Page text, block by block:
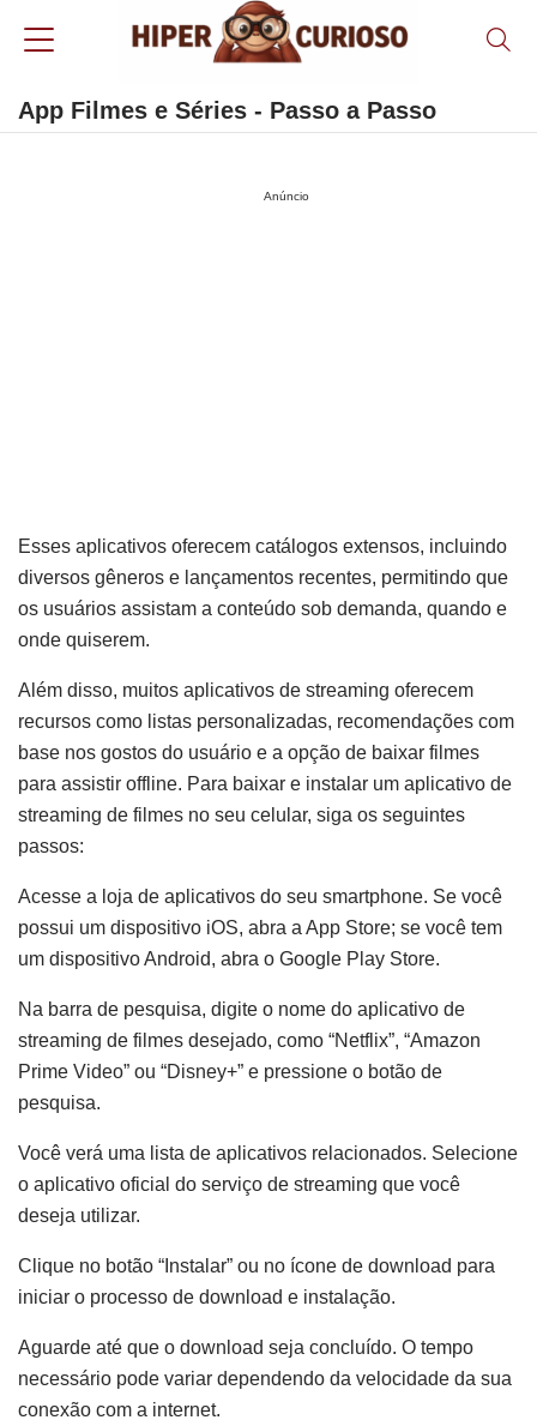
App Filmes e Séries - Passo a Passo
Anúncio
Esses aplicativos oferecem catálogos extensos, incluindo
diversos gêneros e lançamentos recentes, permitindo que
os usuários assistam a conteúdo sob demanda, quando e
onde quiserem.
Além disso, muitos aplicativos de streaming oferecem
recursos como listas personalizadas, recomendações com
base nos gostos do usuário e a opção de baixar filmes
para assistir offline. Para baixar e instalar um aplicativo de
streaming de filmes no seu celular, siga os seguintes
passos:
Acesse a loja de aplicativos do seu smartphone. Se você
possui um dispositivo iOS, abra a App Store; se você tem
um dispositivo Android, abra o Google Play Store.
Na barra de pesquisa, digite o nome do aplicativo de
streaming de filmes desejado, como “Netflix”, “Amazon
Prime Video” ou “Disney+” e pressione o botão de
pesquisa.
Você verá uma lista de aplicativos relacionados. Selecione
o aplicativo oficial do serviço de streaming que você
deseja utilizar.
Clique no botão “Instalar” ou no ícone de download para
iniciar o processo de download e instalação.
Aguarde até que o download seja concluído. O tempo
necessário pode variar dependendo da velocidade da sua
conexão com a internet.